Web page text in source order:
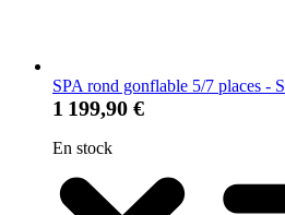
SPA rond gonflable 5/7 places -
1 199,90 €
En stock